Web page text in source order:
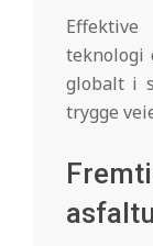
teknologi
globalt i
trygge